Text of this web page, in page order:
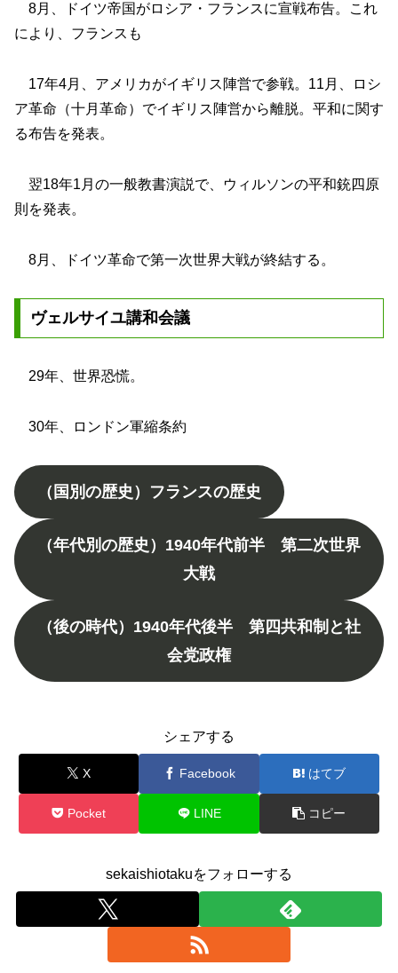
8月、ドイツ帝国がロシア・フランスに宣戦布告。これ
により、フランスも
17年4月、アメリカがイギリス陣営で参戦。11月、ロシ
ア革命（十月革命）でイギリス陣営から離脱。平和に関す
る布告を発表。
翌18年1月の一般教書演説で、ウィルソンの平和銃四原
則を発表。
8月、ドイツ革命で第一次世界大戦が終結する。
ヴェルサイユ講和会議
29年、世界恐慌。
30年、ロンドン軍縮条約
（国別の歴史）フランスの歴史
（年代別の歴史）1940年代前半 第二次世界
大戦
（後の時代）1940年代後半 第四共和制と社
会党政権
シェアする
X Facebook はてブ
Pocket LINE コピー
sekaishiotakuをフォローする